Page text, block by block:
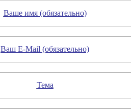
Ваше имя (обязательно)
Ваш E-Mail (обязательно)
Тема